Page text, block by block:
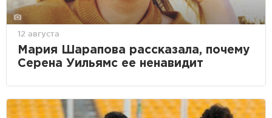
12 августа
Мария Шарапова рассказала, почему
Серена Уильямс ее ненавидит